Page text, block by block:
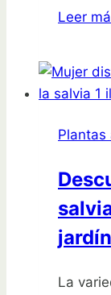
Leer
Plantas
La